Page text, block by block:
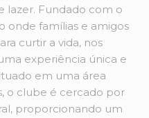
lazer. Fundado com o
onde famílias e amigos
curtir a vida, nos
experiência única e
em uma área
o clube é cercado por
proporcionando um